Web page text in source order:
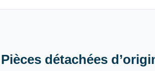
Pièces détachées